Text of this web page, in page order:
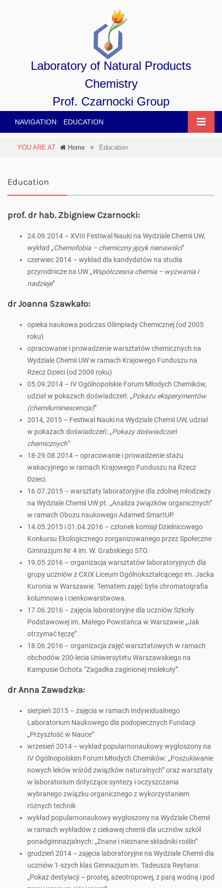
Laboratory of Natural Products
Chemistry
Prof. Czarnocki Group
NAVIGATION: EDUCATION
YOU ARE AT Home Education
Education
prof. dr hab. Zbigniew Czarnocki:
24.09.2014 – XVIII Festiwal Nauki na Wydziale Chemii UW,
wykład „Chemofobia – chemiczny język nienawiści”
czerwiec 2014 – wykład dla kandydatów na studia
przyrodnicze na UW „Współczesna chemia – wyzwania i
nadzieje”
dr Joanna Szawkało:
opieka naukowa podczas Olimpiady Chemicznej (od 2005
roku)
opracowanie i prowadzenie warsztatów chemicznych na
Wydziale Chemii UW w ramach Krajowego Funduszu na
Rzecz Dzieci (od 2009 roku)
05.09.2014 – IV Ogólnopolskie Forum Młodych Chemików,
udział w pokazach doświadczeń: „Pokazu eksperymentów
(chemiluminescencja)”
2014, 2015 – Festiwal Nauki na Wydziale Chemii UW, udział
w pokazach doświadczeń: „Pokazy doświadczeń
chemicznych”
18-29.08.2014 – opracowanie i prowadzenie stażu
wakacyjnego w ramach Krajowego Funduszu na Rzecz
Dzieci.
16.07.2015 – warsztaty laboratoryjne dla zdolnej młodzieży
na Wydziale Chemii UW pt. „Analiza związków organicznych”
w ramach Obozu naukowego Adamed SmartUP.
14.05.2015 i 01.04.2016 – członek komisji Dzielnicowego
Konkursu Ekologicznego zorganizowanego przez Społeczne
Gimnazjum Nr 4 im. W. Grabskiego STO.
19.05.2016 – organizacja warsztatów laboratoryjnych dla
grupy uczniów z CXIX Liceum Ogólnokształcącego im. Jacka
Kuronia w Warszawie. Tematem zajęć była chromatografia
kolumnowa i cienkowarstwowa.
17.06.2016 – zajęcia laboratoryjne dla uczniów Szkoły
Podstawowej im. Małego Powstańca w Warszawie „Jak
otrzymać tęczę”.
18.06.2016 – organizacja zajęć warsztatowych w ramach
obchodów 200-lecia Uniwersytetu Warszawskiego na
Kampusie Ochota “Zagadka zaginionej molekuły”.
dr Anna Zawadzka:
sierpień 2015 – zajęcia w ramach Indywidualnego
Laboratorium Naukowego dla podopiecznych Fundacji
„Przyszłość w Nauce”
wrzesień 2014 – wykład popularnonaukowy wygłoszony na
IV Ogólnopolskim Forum Młodych Chemików: „Poszukiwanie
nowych leków wśród związków naturalnych” oraz warsztaty
w laboratorium dotyczące syntezy i oczyszczania
wybranego związku organicznego z wykorzystaniem
różnych technik
wykład popularnonaukowy wygłoszony na Wydziale Chemii
w ramach wykładów z ciekawej chemii dla uczniów szkół
ponadgimnazjalnych: „Znane i nieznane składniki roślin”
grudzień 2014 – zajęcia laboratoryjne na Wydziale Chemii dla
uczniów 1-szych klas Gimnazjum im. Tadeusza Reytana:
„Pokaz destylacji – prostej, azeotropowej, z parą wodną i pod